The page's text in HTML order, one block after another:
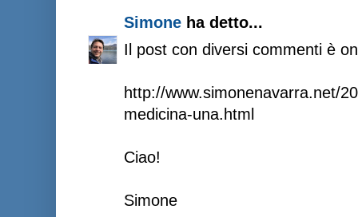
Simone ha detto...
Il post con diversi commenti è
http://www.simonenavarra.net/
medicina-una.html
Ciao!
Simone